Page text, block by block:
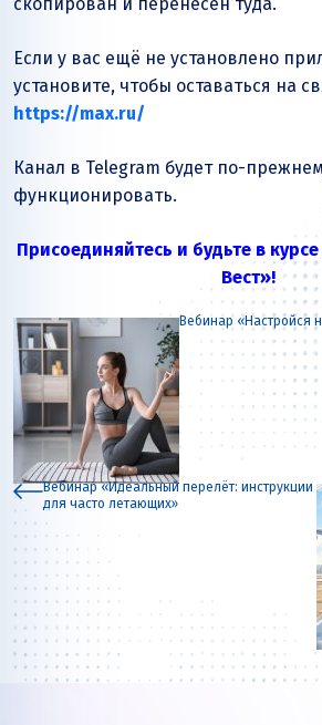
Если у вас ещё не установлено
установите, чтобы оставаться на
https://max.ru/
Канал в Telegram будет по-
функционировать.
Присоединяйтесь и будьте в
Вест»!
Вебинар «Идеальный перелёт: инструкции
для часто летающих»
Вебинар «Настройся